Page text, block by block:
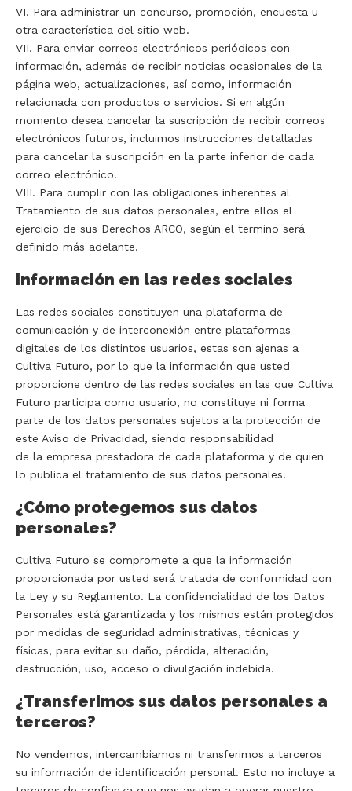
VI. Para administrar un concurso, promoción, encuesta u
otra característica del sitio web.
VII. Para enviar correos electrónicos periódicos con
información, además de recibir noticias ocasionales de la
página web, actualizaciones, así como, información
relacionada con productos o servicios. Si en algún
momento desea cancelar la suscripción de recibir correos
electrónicos futuros, incluimos instrucciones detalladas
para cancelar la suscripción en la parte inferior de cada
correo electrónico.
VIII. Para cumplir con las obligaciones inherentes al
Tratamiento de sus datos personales, entre ellos el
ejercicio de sus Derechos ARCO, según el termino será
definido más adelante.
Información en las redes sociales
Las redes sociales constituyen una plataforma de
comunicación y de interconexión entre plataformas
digitales de los distintos usuarios, estas son ajenas a
Cultiva Futuro, por lo que la información que usted
proporcione dentro de las redes sociales en las que Cultiva
Futuro participa como usuario, no constituye ni forma
parte de los datos personales sujetos a la protección de
este Aviso de Privacidad, siendo responsabilidad
de la empresa prestadora de cada plataforma y de quien
lo publica el tratamiento de sus datos personales.
¿Cómo protegemos sus datos
personales?
Cultiva Futuro se compromete a que la información
proporcionada por usted será tratada de conformidad con
la Ley y su Reglamento. La confidencialidad de los Datos
Personales está garantizada y los mismos están protegidos
por medidas de seguridad administrativas, técnicas y
físicas, para evitar su daño, pérdida, alteración,
destrucción, uso, acceso o divulgación indebida.
¿Transferimos sus datos personales a
terceros?
No vendemos, intercambiamos ni transferimos a terceros
su información de identificación personal. Esto no incluye a